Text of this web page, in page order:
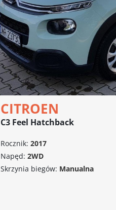
CITROEN
C3 Feel Hatchback
Rocznik: 2017
Napęd: 2WD
Skrzynia biegów: Manualna